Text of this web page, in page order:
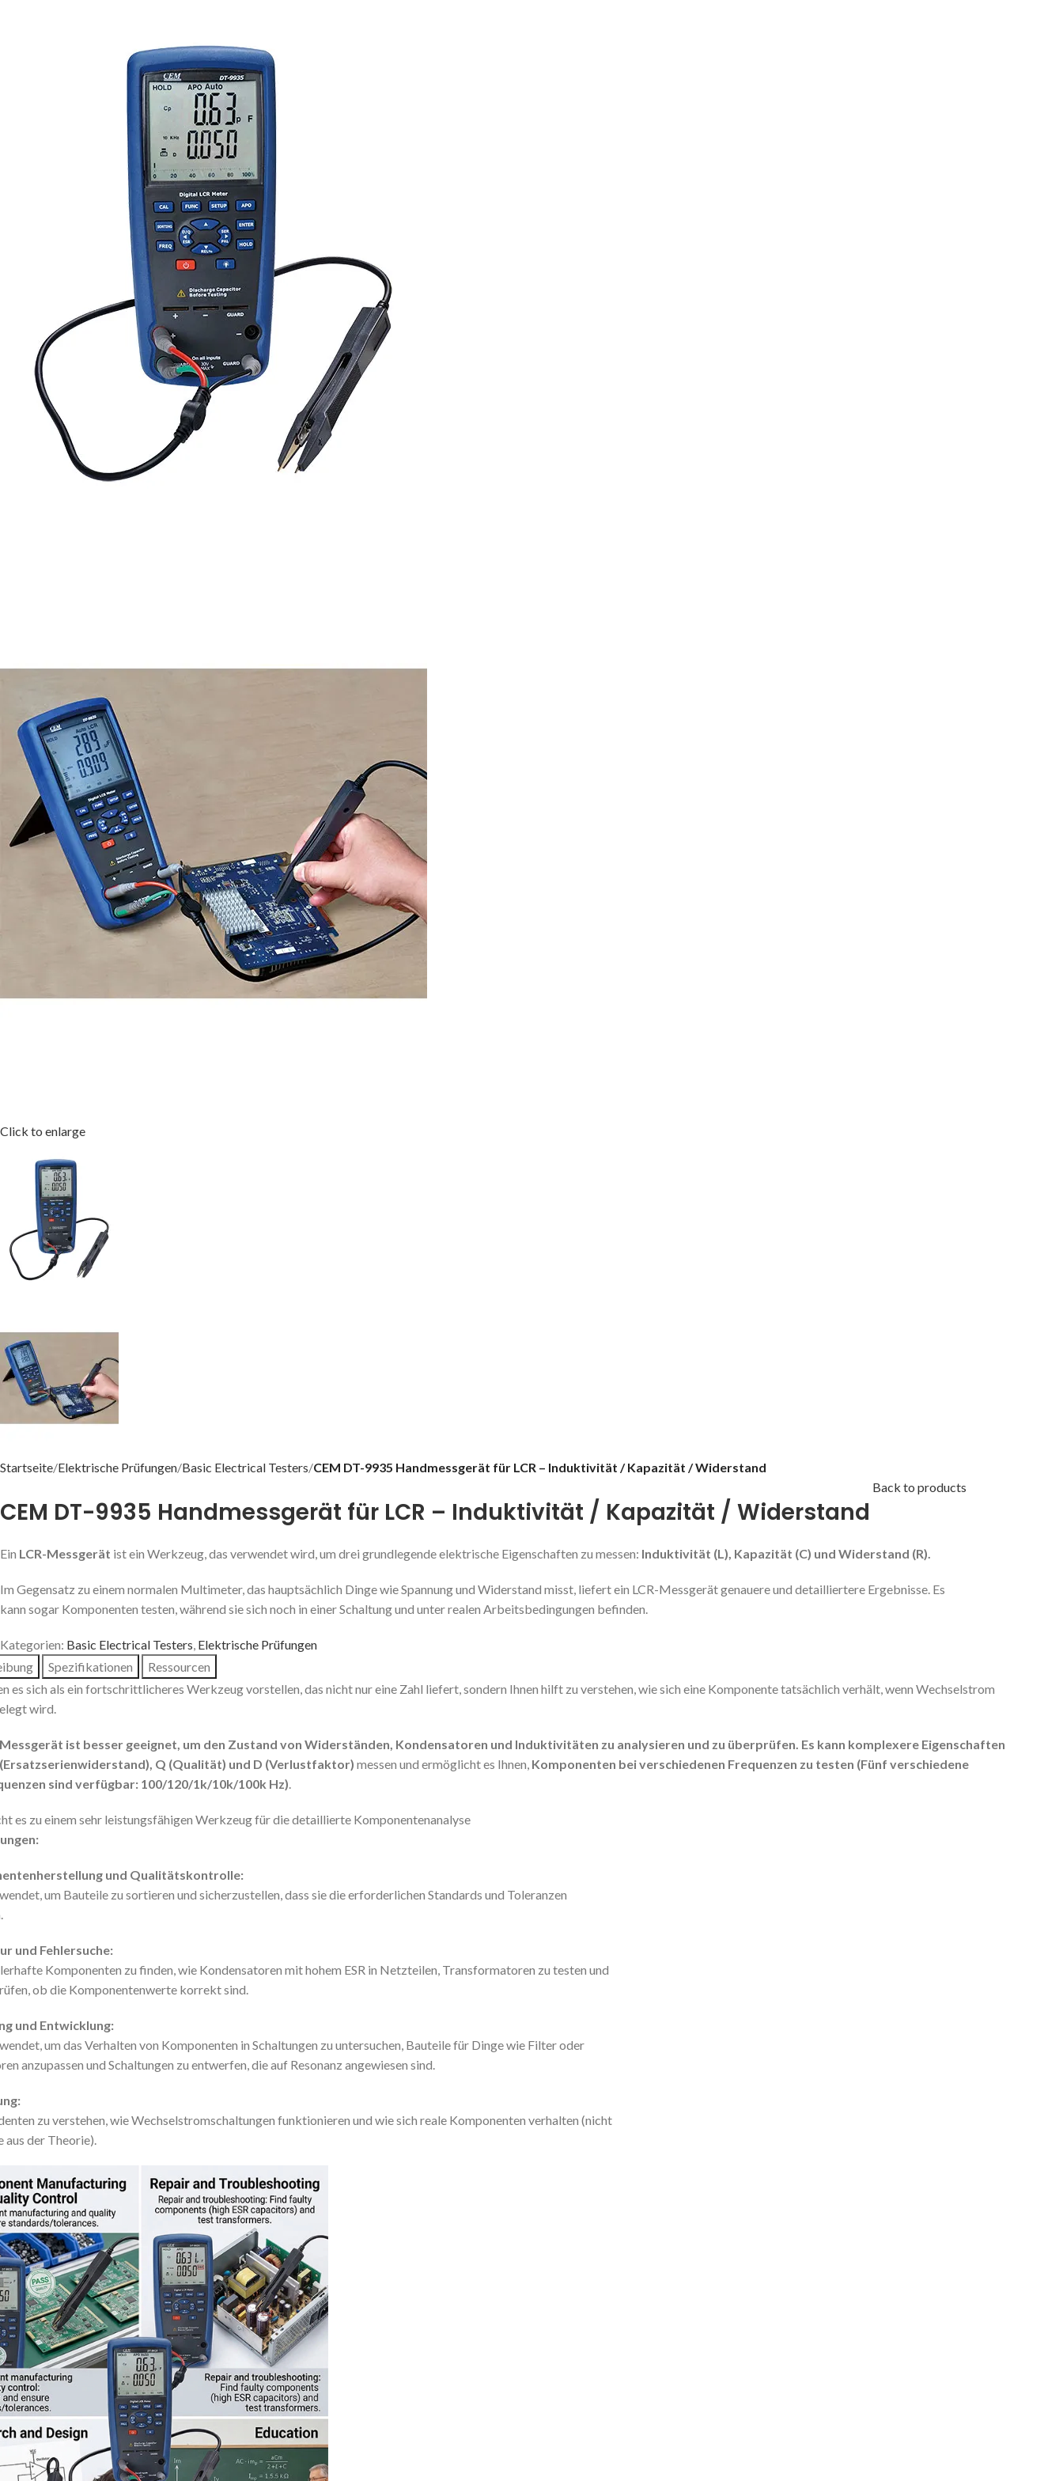
Click to enlarge
Startseite Elektrische Prüfungen Basic Electrical Testers CEM DT-9935 Handmessgerät für LCR – Induktivität / Kapazität / Widerstand
Back to products
CEM DT-9935 Handmessgerät für LCR – Induktivität / Kapazität / Widerstand
Ein LCR-Messgerät ist ein Werkzeug, das verwendet wird, um drei grundlegende elektrische Eigenschaften zu messen: Induktivität (L), Kapazität (C) und Widerstand (R).
Im Gegensatz zu einem normalen Multimeter, das hauptsächlich Dinge wie Spannung und Widerstand misst, liefert ein LCR-Messgerät genauere und detailliertere Ergebnisse. Es
kann sogar Komponenten testen, während sie sich noch in einer Schaltung und unter realen Arbeitsbedingungen befinden.
Kategorien: Basic Electrical Testers Elektrische Prüfungen
Spezifikationen
Ressourcen
es sich als ein fortschrittlicheres Werkzeug vorstellen, das nicht nur eine Zahl liefert, sondern Ihnen hilft zu verstehen, wie sich eine Komponente tatsächlich verhält, wenn Wechselstrom
wird.
Messgerät ist besser geeignet, um den Zustand von Widerständen, Kondensatoren und Induktivitäten zu analysieren und zu überprüfen. Es kann komplexere Eigenschaften
(Ersatzserienwiderstand), Q (Qualität) und D (Verlustfaktor) messen und ermöglicht es Ihnen, Komponenten bei verschiedenen Frequenzen zu testen (Fünf verschiedene
sind verfügbar: 100/120/1k/10k/100k Hz)
es zu einem sehr leistungsfähigen Werkzeug für die detaillierte Komponentenanalyse
und Qualitätskontrolle:
um Bauteile zu sortieren und sicherzustellen, dass sie die erforderlichen Standards und Toleranzen
und Fehlersuche:
Komponenten zu finden, wie Kondensatoren mit hohem ESR in Netzteilen, Transformatoren zu testen und
ob die Komponentenwerte korrekt sind.
und Entwicklung:
um das Verhalten von Komponenten in Schaltungen zu untersuchen, Bauteile für Dinge wie Filter oder
anzupassen und Schaltungen zu entwerfen, die auf Resonanz angewiesen sind.
zu verstehen, wie Wechselstromschaltungen funktionieren und wie sich reale Komponenten verhalten (nicht
aus der Theorie).